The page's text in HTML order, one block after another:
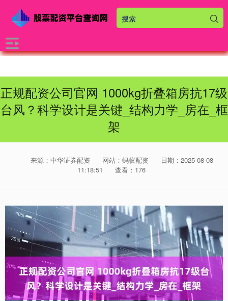
正规配资公司官网 1000kg折叠箱房抗17级
台风？科学设计是关键_结构力学_房在_框
架
来源：中华证券配资 网站：蚂蚁配资
日期：2025-08-08
11:18:51
查看：176